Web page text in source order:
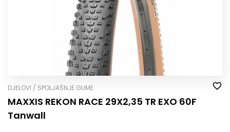
DJELOVI / SPOLJAŠNJE GUME
MAXXIS REKON RACE 29X2,35 TR EXO 60F
Tanwall